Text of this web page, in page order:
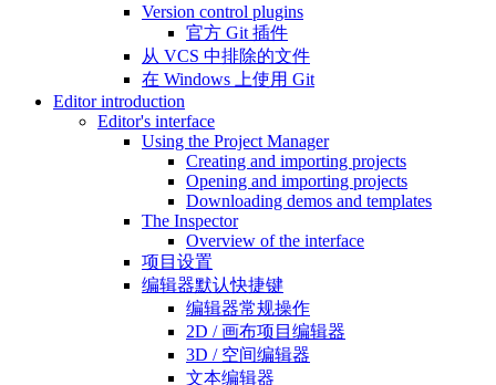
Version control plugins
官方 Git 插件
从 VCS 中排除的文件
在 Windows 上使用 Git
Editor introduction
Editor's interface
Using the Project Manager
Creating and importing projects
Opening and importing projects
Downloading demos and templates
The Inspector
Overview of the interface
项目设置
编辑器默认快捷键
编辑器常规操作
2D / 画布项目编辑器
3D / 空间编辑器
文本编辑器